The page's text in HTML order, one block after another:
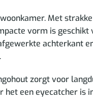
Met
vorm is
achterkant
zorgt voor
een eyecatcher